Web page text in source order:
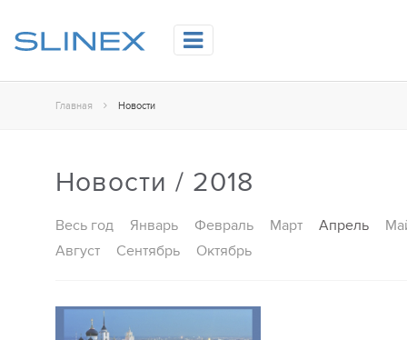
Главная Новости
Новости / 2018
Весь год Январь Февраль Март Апрель
Август
Сентябрь Октябрь